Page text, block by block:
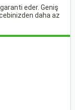
eder. Geniş
daha az